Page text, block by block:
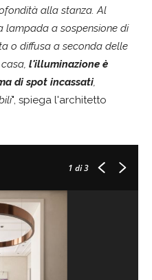
alla stanza. Al
lampada a sospensione di
o diffusa a seconda delle
l'illuminazione è
di spot incassati,
", spiega l'architetto
1 di 3